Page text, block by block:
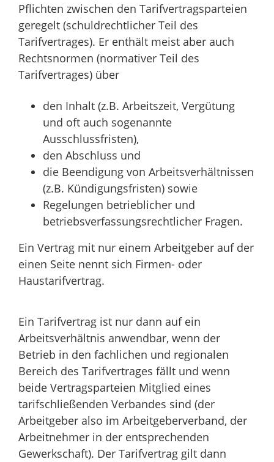
Pflichten zwischen den Tarifvertragsparteien
geregelt (schuldrechtlicher Teil des
Tarifvertrages). Er enthält meist aber auch
Rechtsnormen (normativer Teil des
Tarifvertrages) über
den Inhalt (z.B. Arbeitszeit, Vergütung
und oft auch sogenannte
Ausschlussfristen),
den Abschluss und
die Beendigung von Arbeitsverhältnissen
(z.B. Kündigungsfristen) sowie
Regelungen betrieblicher und
betriebsverfassungsrechtlicher Fragen.
Ein Vertrag mit nur einem Arbeitgeber auf der
einen Seite nennt sich Firmen- oder
Haustarifvertrag.
Ein Tarifvertrag ist nur dann auf ein
Arbeitsverhältnis anwendbar, wenn der
Betrieb in den fachlichen und regionalen
Bereich des Tarifvertrages fällt und wenn
beide Vertragsparteien Mitglied eines
tarifschließenden Verbandes sind (der
Arbeitgeber also im Arbeitgeberverband, der
Arbeitnehmer in der entsprechenden
Gewerkschaft). Der Tarifvertrag gilt dann